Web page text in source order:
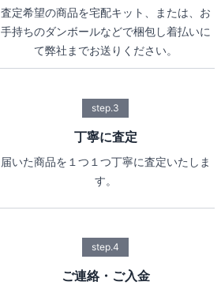
査定希望の商品を宅配キット、または、お
手持ちのダンボールなどで梱包し着払いに
て弊社までお送りください。
step.3
丁寧に査定
届いた商品を１つ１つ丁寧に査定いたしま
す。
step.4
ご連絡・ご入金